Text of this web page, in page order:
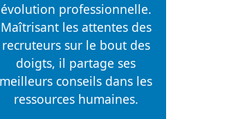
évolution professionnelle.
Maîtrisant les attentes des
recruteurs sur le bout des
doigts, il partage ses
meilleurs conseils dans les
ressources humaines.